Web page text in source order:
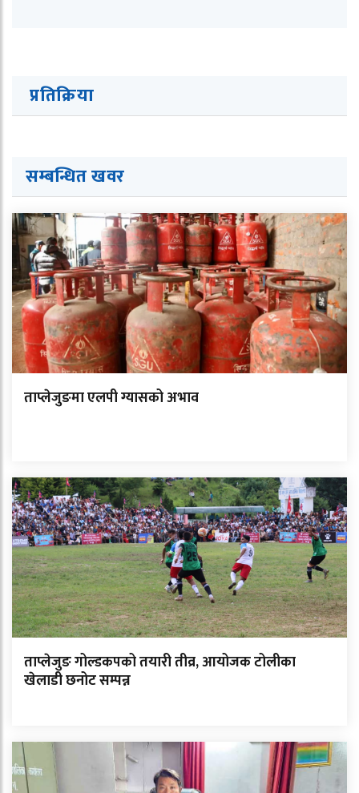
प्रतिक्रिया
सम्बन्धित खवर
ताप्लेजुङमा एलपी ग्यासको अभाव
ताप्लेजुङ गोल्डकपको तयारी तीव्र, आयोजक टोलीका
खेलाडी छनोट सम्पन्न